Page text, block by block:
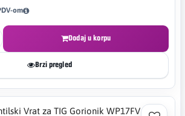
om
Dodaj u korpu
Brzi pregled